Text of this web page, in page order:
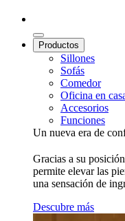
Productos
Sillones
Sofás
Comedor
Oficina en
Accesorios
Funciones
Un nueva era de
Gracias a su
permite elevar las
una sensación de
Descubre más